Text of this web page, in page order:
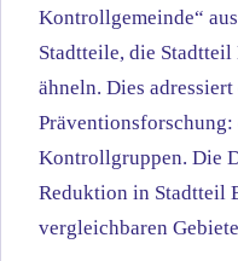
Kontrollgemeinde“
Stadtteile, die
ähneln. Dies
Präventionsforschung:
Kontrollgruppen. Die
Reduktion in Stadtteil
vergleichbaren